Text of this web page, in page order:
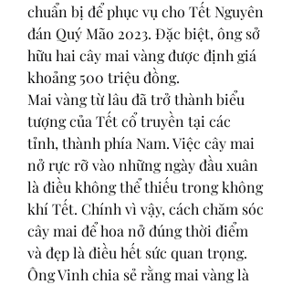
chuẩn bị để phục vụ cho Tết Nguyên
đán Quý Mão 2023. Đặc biệt, ông sở
hữu hai cây mai vàng được định giá
khoảng 500 triệu đồng.
Mai vàng từ lâu đã trở thành biểu
tượng của Tết cổ truyền tại các
tỉnh, thành phía Nam. Việc cây mai
nở rực rỡ vào những ngày đầu xuân
là điều không thể thiếu trong không
khí Tết. Chính vì vậy, cách chăm sóc
cây mai để hoa nở đúng thời điểm
và đẹp là điều hết sức quan trọng.
Ông Vinh chia sẻ rằng mai vàng là